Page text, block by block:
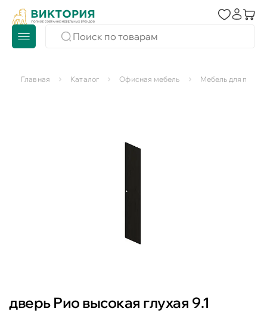
Главная Каталог Офисная мебель Мебель для
дверь Рио высокая глухая 9.1